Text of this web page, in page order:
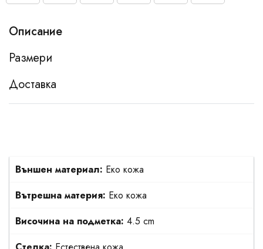
Описание
Размери
Доставка
Външен материал: Еко кожа
Вътрешна материя: Еко кожа
Височина на подметка: 4.5 cm